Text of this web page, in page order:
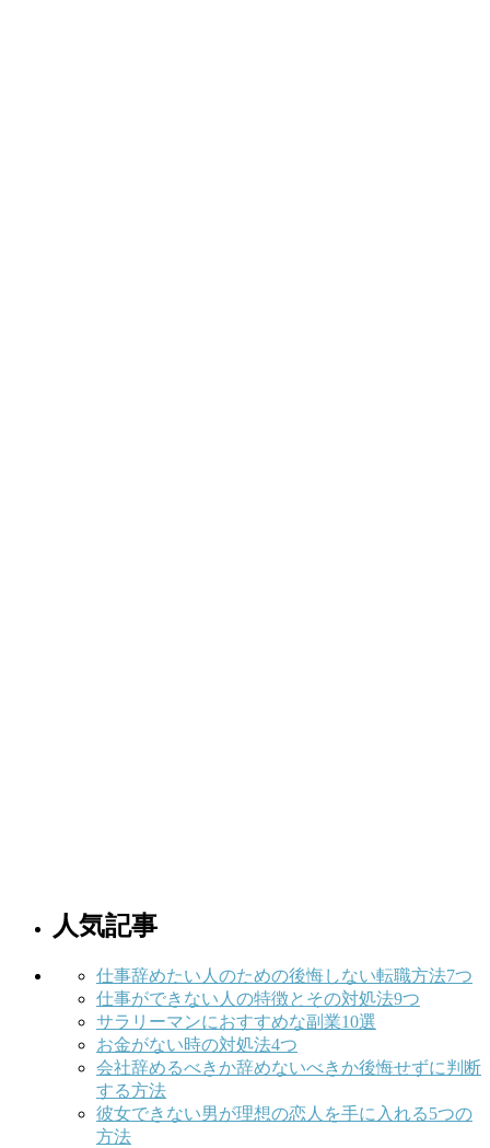
人気記事
仕事辞めたい人のための後悔しない転職方法7つ
仕事ができない人の特徴とその対処法9つ
サラリーマンにおすすめな副業10選
お金がない時の対処法4つ
会社辞めるべきか辞めないべきか後悔せずに判断
する方法
彼女できない男が理想の恋人を手に入れる5つの
方法